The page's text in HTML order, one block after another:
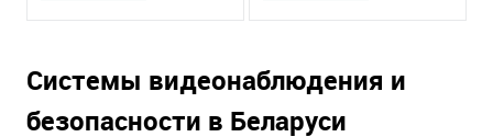
Системы видеонаблюдения и
безопасности в Беларуси